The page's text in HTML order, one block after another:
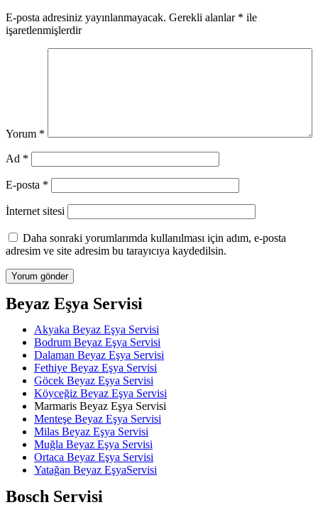
E-posta adresiniz yayınlanmayacak. Gerekli alanlar * ile
işaretlenmişlerdir
Yorum *
Ad *
E-posta *
İnternet sitesi
Daha sonraki yorumlarımda kullanılması için adım, e-posta
adresim ve site adresim bu tarayıcıya kaydedilsin.
Beyaz Eşya Servisi
Akyaka Beyaz Eşya Servisi
Bodrum Beyaz Eşya Servisi
Dalaman Beyaz Eşya Servisi
Fethiye Beyaz Eşya Servisi
Göcek Beyaz Eşya Servisi
Köyceğiz Beyaz Eşya Servisi
Marmaris Beyaz Eşya Servisi
Menteşe Beyaz Eşya Servisi
Milas Beyaz Eşya Servisi
Muğla Beyaz Eşya Servisi
Ortaca Beyaz Eşya Servisi
Yatağan Beyaz EşyaServisi
Bosch Servisi